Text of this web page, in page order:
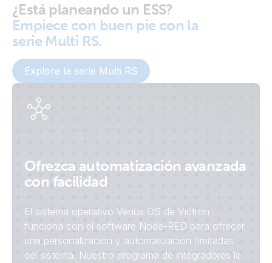
¿Está planeando un ESS?
Empiece con buen pie con la
serie Multi RS.
Explore la serie Multi RS
Ofrezca automatización avanzada
con facilidad
El sistema operativo Venus OS de Victron
funciona con el software Node-RED para ofrecer
una personalización y automatización ilimitadas
del sistema. Nuestro programa de integradores le